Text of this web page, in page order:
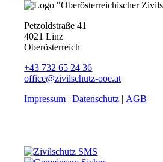
Petzoldstraße 41
4021 Linz
Oberösterreich
+43 732 65 24 36
office@zivilschutz-ooe.at
Impressum |Datenschutz | AGB